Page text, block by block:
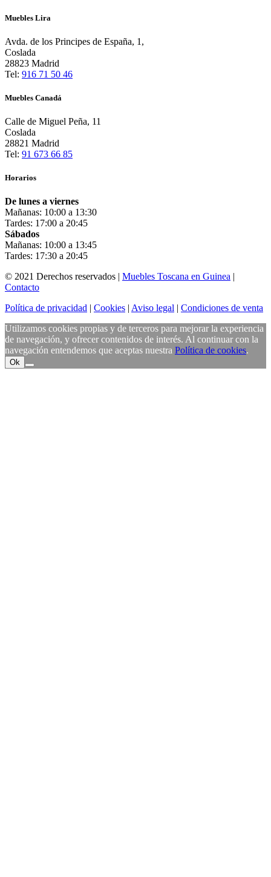
Muebles Lira
Avda. de los Principes de España, 1,
Coslada
28823 Madrid
Tel: 916 71 50 46
Muebles Canadá
Calle de Miguel Peña, 11
Coslada
28821 Madrid
Tel: 91 673 66 85
Horarios
De lunes a viernes
Mañanas: 10:00 a 13:30
Tardes: 17:00 a 20:45
Sábados
Mañanas: 10:00 a 13:45
Tardes: 17:30 a 20:45
© 2021 Derechos reservados | Muebles Toscana en Guinea |
Contacto
Política de privacidad | Cookies | Aviso legal | Condiciones de venta
Utilizamos cookies propias y de terceros para mejorar la experiencia
de navegación, y ofrecer contenidos de interés. Al continuar con la
navegación entendemos que aceptas nuestra Política de cookies.
Ok